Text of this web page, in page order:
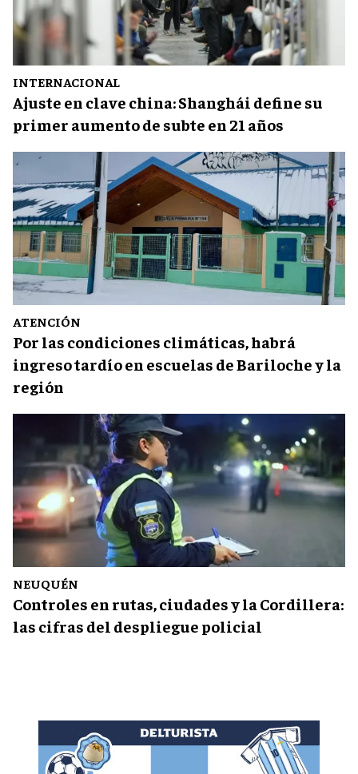
INTERNACIONAL
Ajuste en clave china: Shanghái define su
primer aumento de subte en 21 años
ATENCIÓN
Por las condiciones climáticas, habrá
ingreso tardío en escuelas de Bariloche y la
región
NEUQUÉN
Controles en rutas, ciudades y la Cordillera:
las cifras del despliegue policial